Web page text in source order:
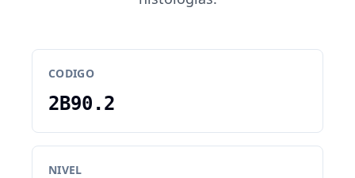
CODIGO
2B90.2
NIVEL